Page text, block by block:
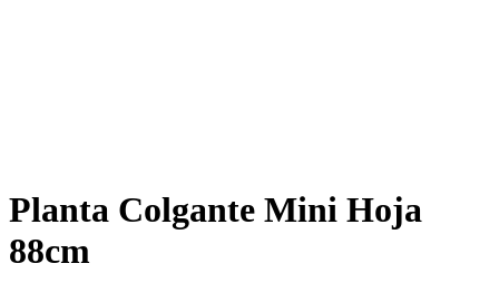
Planta Colgante Mini Hoja
88cm